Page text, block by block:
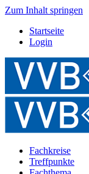
Zum Inhalt springen
Startseite
Login
Fachkreise
Treffpunkte